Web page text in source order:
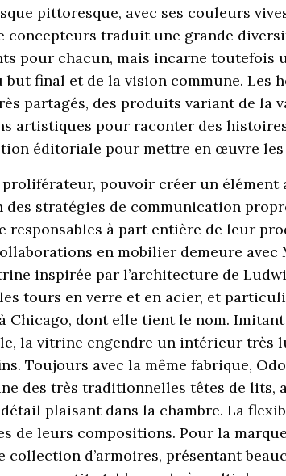
pittoresque, avec ses couleurs
concepteurs traduit une grande
pour chacun, mais incarne toutefois
but final et de la vision commune. Les
partagés, des produits variant de la
artistiques pour raconter des
éditoriale pour mettre en œuvre
pouvoir créer un élément
des stratégies de communication
responsables à part entière de leur
en mobilier demeure avec
inspirée par l’architecture de
tours en verre et en acier, et
Chicago, dont elle tient le nom.
la vitrine engendre un intérieur très
Toujours avec la même fabrique,
des très traditionnelles têtes de lits,
détail plaisant dans la chambre. La
de leurs compositions. Pour la
collection d’armoires, présentant